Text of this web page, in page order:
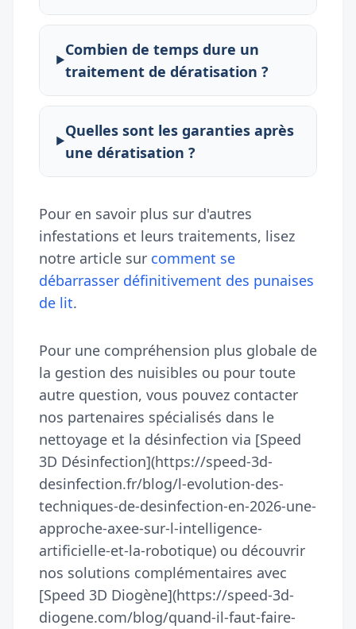
Combien de temps dure un
traitement de dératisation ?
Quelles sont les garanties après
une dératisation ?
Pour en savoir plus sur d'autres
infestations et leurs traitements, lisez
notre article sur comment se
débarrasser définitivement des punaises
de lit.
Pour une compréhension plus globale de
la gestion des nuisibles ou pour toute
autre question, vous pouvez contacter
nos partenaires spécialisés dans le
nettoyage et la désinfection via [Speed
3D Désinfection](https://speed-3d-
desinfection.fr/blog/l-evolution-des-
techniques-de-desinfection-en-2026-une-
approche-axee-sur-l-intelligence-
artificielle-et-la-robotique) ou découvrir
nos solutions complémentaires avec
[Speed 3D Diogène](https://speed-3d-
diogene.com/blog/quand-il-faut-faire-